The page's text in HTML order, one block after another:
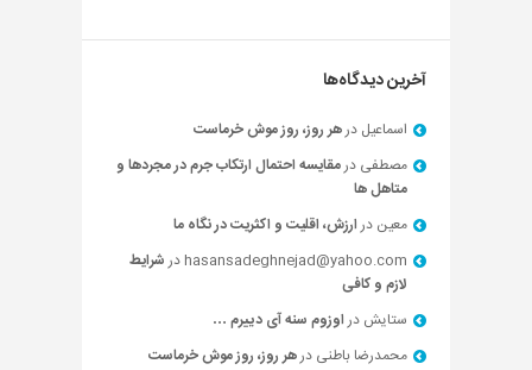
آخرین دیدگاه‌ها
اسماعیل درهر روز، روز موش خرماست
مصطفی درمقایسه احتمال ارتکاب جرم در مجردها و
متاهل ها
معین درارزش، اقلیت و اکثریت در نگاه ما
hasansadeghnejad@yahoo.com درشرایط
لازم و کافی
ستایش دراوزوم سنه آی دییرم …
محمدرضا باطنی درهر روز، روز موش خرماست